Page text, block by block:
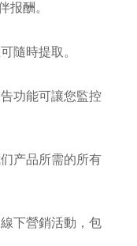
报酬。
隨時提取。
功能可讓您監控
产品所需的所有
下營銷活動，包